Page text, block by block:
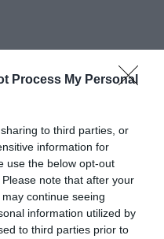
Process My Personal
to third parties, or
information for
use the below opt-out
note that after your
continue seeing
information utilized by
to third parties prior to